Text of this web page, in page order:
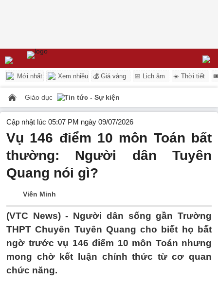
Mới nhất Xem nhiều 💰 Giá vàng 📅 Lịch âm ☀️ Thời tiết
Giáo dục Tin tức - Sự kiện
Cập nhật lúc 05:07 PM ngày 09/07/2026
Vụ 146 điểm 10 môn Toán bất
thường: Người dân Tuyên
Quang nói gì?
Viên Minh
(VTC News) - Người dân sống gần Trường
THPT Chuyên Tuyên Quang cho biết họ bất
ngờ trước vụ 146 điểm 10 môn Toán nhưng
mong chờ kết luận chính thức từ cơ quan
chức năng.